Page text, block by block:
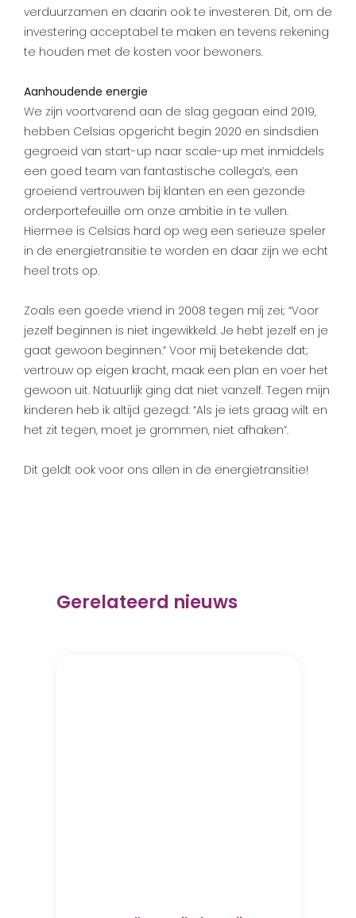
verduurzamen en daarin ook te investeren. Dit, om de
investering acceptabel te maken en tevens rekening
te houden met de kosten voor bewoners.
Aanhoudende energie
We zijn voortvarend aan de slag gegaan eind 2019,
hebben Celsias opgericht begin 2020 en sindsdien
gegroeid van start-up naar scale-up met inmiddels
een goed team van fantastische collega’s, een
groeiend vertrouwen bij klanten en een gezonde
orderportefeuille om onze ambitie in te vullen.
Hiermee is Celsias hard op weg een serieuze speler
in de energietransitie te worden en daar zijn we echt
heel trots op.
Zoals een goede vriend in 2008 tegen mij zei; “Voor
jezelf beginnen is niet ingewikkeld. Je hebt jezelf en je
gaat gewoon beginnen.” Voor mij betekende dat;
vertrouw op eigen kracht, maak een plan en voer het
gewoon uit. Natuurlijk ging dat niet vanzelf. Tegen mijn
kinderen heb ik altijd gezegd: “Als je iets graag wilt en
het zit tegen, moet je grommen, niet afhaken”.
Dit geldt ook voor ons allen in de energietransitie!
Gerelateerd nieuws